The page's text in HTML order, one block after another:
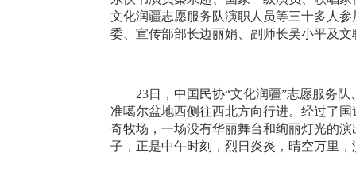
文化润疆志愿服务队演职人员等三十多人
委、宣传部部长边丽娟、副师长吴小平及
23日，中国民协“文化润疆”志愿服务
准噶尔盆地西侧往西北方向行进。经过了
奇牧场，一场没有华丽舞台和绚丽灯光的
子，正是中午时刻，烈日炎炎，晴空万里